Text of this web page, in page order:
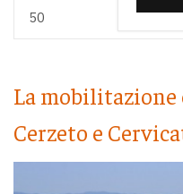
La mobilitazione
Cerzeto e